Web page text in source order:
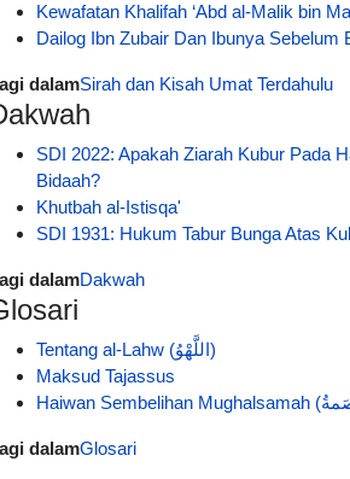
Kewafatan Khalifah ‘Abd al-Malik bin
Dailog Ibn Zubair Dan Ibunya Sebelum
dalamSirah dan Kisah Umat Terdahulu
SDI 2022: Apakah Ziarah Kubur Pada
Bidaah?
Khutbah al-Istisqa'
SDI 1931: Hukum Tabur Bunga Atas
dalamDakwah
Tentang al-Lahw (اللَّهْوُ)
Maksud Tajassus
dalamGlosari